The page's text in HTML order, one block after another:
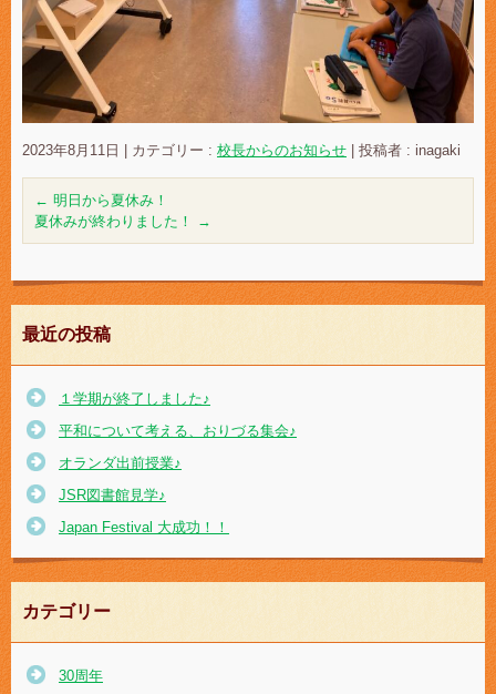
2023年8月11日 カテゴリー : 校長からのお知らせ 投稿者 : inagaki
← 明日から夏休み！
夏休みが終わりました！
→
最近の投稿
１学期が終了しました♪
平和について考える、おりづる集会♪
オランダ出前授業♪
JSR図書館見学♪
Japan Festival 大成功！！
カテゴリー
30周年